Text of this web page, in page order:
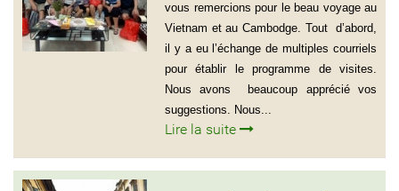
vous remercions pour le beau voyage au
Vietnam et au Cambodge. Tout d’abord,
il y a eu l’échange de multiples courriels
pour établir le programme de visites.
Nous avons beaucoup apprécié vos
suggestions. Nous...
Lire la suite